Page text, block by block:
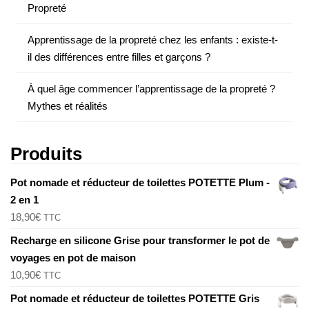
Propreté
Apprentissage de la propreté chez les enfants : existe-t-
il des différences entre filles et garçons ?
À quel âge commencer l’apprentissage de la propreté ?
Mythes et réalités
Produits
Pot nomade et réducteur de toilettes POTETTE Plum -
2 en 1
18,90€ TTC
Recharge en silicone Grise pour transformer le pot de
voyages en pot de maison
10,90€ TTC
Pot nomade et réducteur de toilettes POTETTE Gris